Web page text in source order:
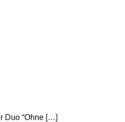
Duo “Ohne […]